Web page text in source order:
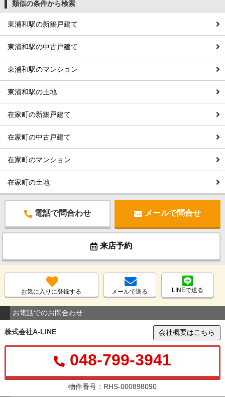
類似の条件から検索
東浦和駅の新築戸建て
東浦和駅の中古戸建て
東浦和駅のマンション
東浦和駅の土地
在家町の新築戸建て
在家町の中古戸建て
在家町のマンション
在家町の土地
電話で問合わせ メールで問合せ
来店予約
お気に入りに登録する メールで送る LINEで送る
お電話でのお問合わせ
株式会社A-LINE 会社概要はこちら
048-799-3941
物件番号：RHS-000898090